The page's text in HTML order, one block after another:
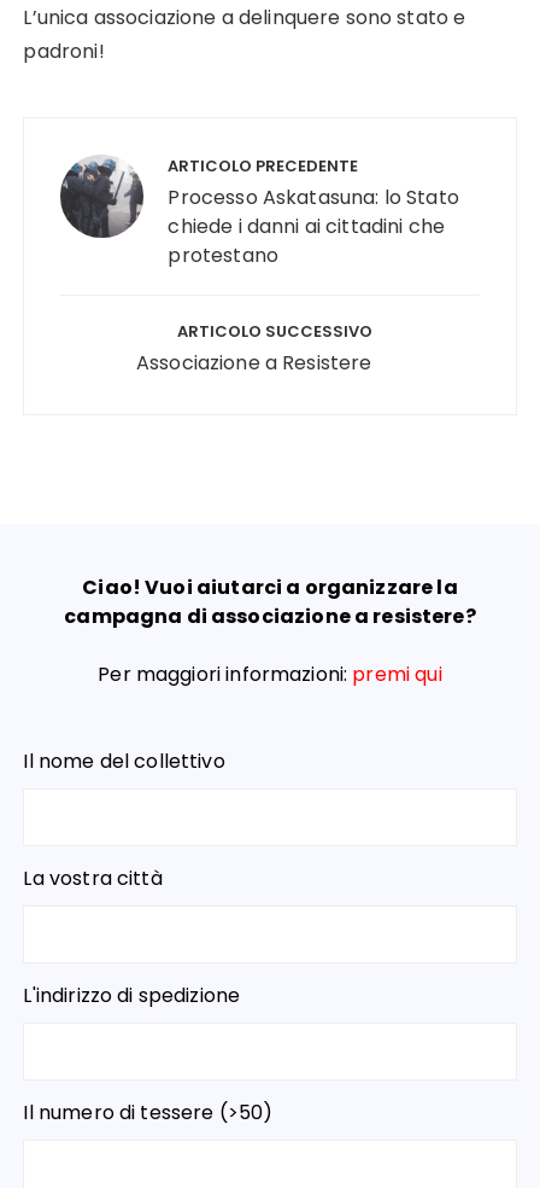
L’unica associazione a delinquere sono stato e
padroni!
articoli ARTICOLO PRECEDENTE
Processo Askatasuna: lo Stato
chiede i danni ai cittadini che
protestano
ARTICOLO SUCCESSIVO
Associazione a Resistere
Ciao! Vuoi aiutarci a organizzare la
campagna di associazione a resistere?
Per maggiori informazioni: premi qui
Il nome del collettivo
La vostra città
L'indirizzo di spedizione
Il numero di tessere (>50)